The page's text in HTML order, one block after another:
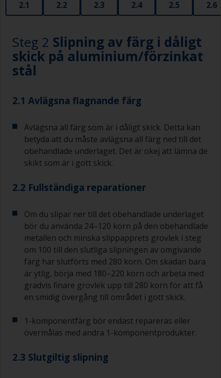
2.1 2.2 2.3 2.4 2.5 2.6
Steg 2 Slipning av färg i dåligt
skick på aluminium/förzinkat
stål
2.1 Avlägsna flagnande färg
Avlägsna all färg som är i dåligt skick. Detta kan
betyda att du måste avlägsna all färg ned till det
obehandlade underlaget. Det är okej att lämna de
skikt som är i gott skick.
2.2 Fullständiga reparationer
Om du slipar ner till det obehandlade underlaget
bör du använda 24–120 korn på den obehandlade
metallen och minska slippapprets grovlek i steg
om 100 till den slutliga slipningen av omgivande
färg har slutförts med 280 korn. Om skadan bara
är ytlig, börja med 180–220 korn och arbeta med
gradvis finare grovlek upp till 280 korn för att få
en smidig övergång till området i gott skick.
1-komponentfärg bör endast repareras eller
övermålas med andra 1-komponentprodukter.
2.3 Slutgiltig slipning